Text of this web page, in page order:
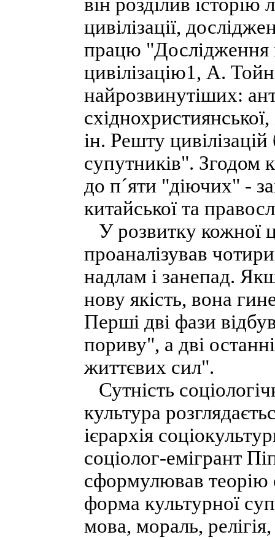
цивілізації,
працю "Дослідження
цивілізацію1, А.
найрозвинутіших:
східнохристиянської,
ін. Решту
супутників". Згодом
до п´яти "діючих" -
китайської та
У розвитку кожної
проаналізував
надлам і занепад.
нову якість, вона
Перші дві фази
пориву", а дві
життєвих сил".
Сутність
культура
ієрархія
соціолог-емігрант
сформулював теорію
форма культурної
мова, мораль,